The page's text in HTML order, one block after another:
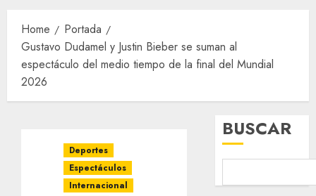
Home
Portada
Gustavo Dudamel y Justin Bieber se suman al
espectáculo del medio tiempo de la final del Mundial
2026
Deportes
Espectáculos
Internacional
BUSCAR